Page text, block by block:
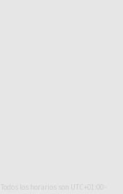
- Todos los horarios son UTC+01:00